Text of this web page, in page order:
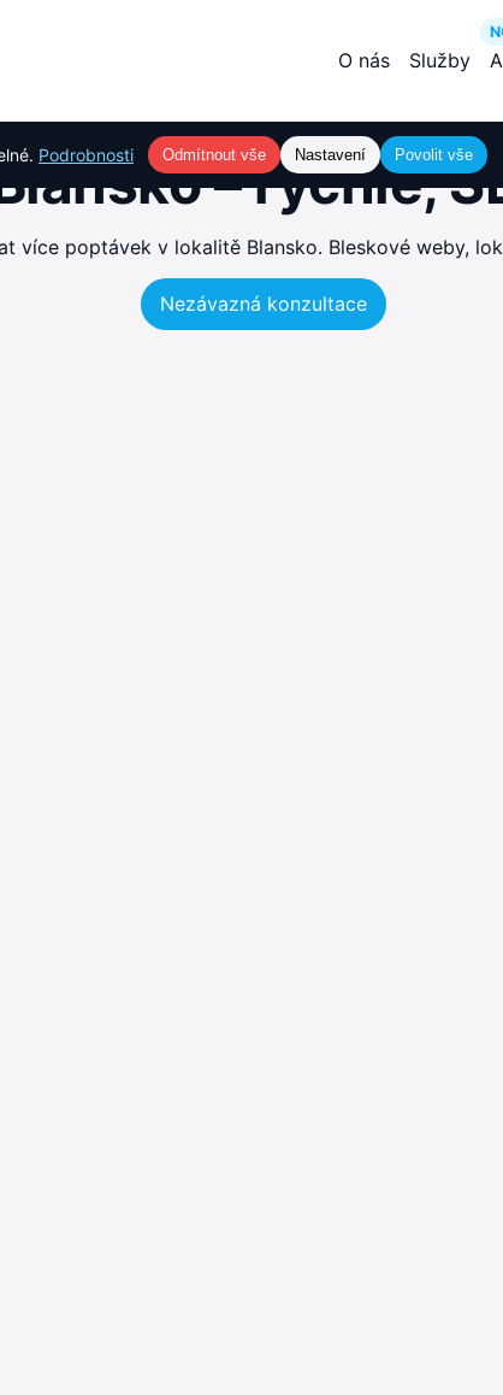
O nás Služby
Podrobnosti Odmítnout vše Nastavení Povolit vše
– rychlé,
více poptávek v lokalitě Blansko. Bleskové weby,
Nezávazná konzultace